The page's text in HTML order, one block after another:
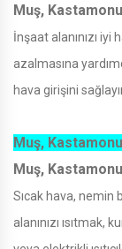
Muş,
İnşaat alanınızı
azalmasına
hava girişini
Muş,
Muş,
Sıcak hava, nemin
alanınızı ısıtmak,